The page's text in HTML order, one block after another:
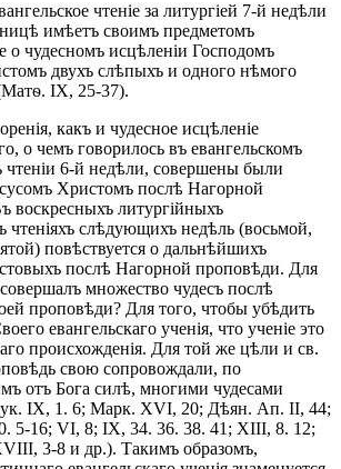
чтеніе за литургіей 7-й недѣли
имѣетъ своимъ предметомъ
о чудесномъ исцѣленіи Господомъ
двухъ слѣпыхъ и одного нѣмого
IX, 25-37).
какъ и чудесное исцѣленіе
о чемъ говорилось въ евангельскомъ
чтеніи 6-й недѣли, совершены были
Христомъ послѣ Нагорной
воскресныхъ литургійныхъ
чтеніяхъ слѣдующихъ недѣль (восьмой,
повѣствуется о дальнѣйшихъ
послѣ Нагорной проповѣди. Для
множество чудесъ послѣ
проповѣди? Для того, чтобы убѣдить
евангельскаго ученія, что ученіе это
происхожденія. Для той же цѣли и св.
свою сопровождали, по
отъ Бога силѣ, многими чудесами
IX, 1. 6; Марк. XVI, 20; Дѣян. Ап. II, 44;
5-16; VI, 8; IX, 34. 36. 38. 41; ХIII, 8. 12;
3-8 и др.). Такимъ образомъ,